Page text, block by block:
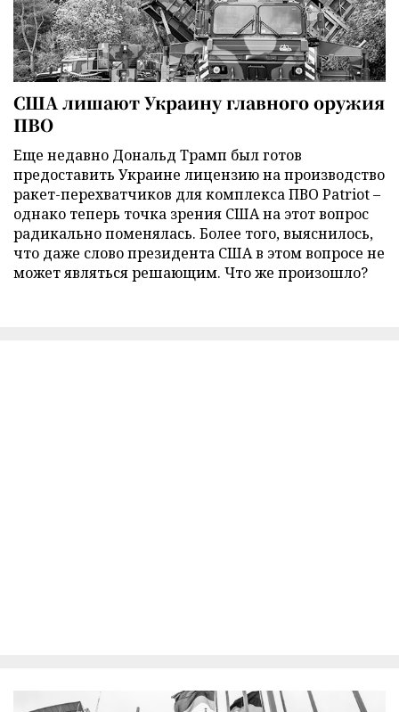
США лишают Украину главного оружия
ПВО
Еще недавно Дональд Трамп был готов
предоставить Украине лицензию на производство
ракет-перехватчиков для комплекса ПВО Patriot –
однако теперь точка зрения США на этот вопрос
радикально поменялась. Более того, выяснилось,
что даже слово президента США в этом вопросе не
может являться решающим. Что же произошло?